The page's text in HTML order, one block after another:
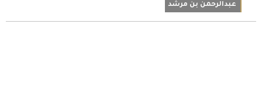
عبدالرحمن بن مرشد